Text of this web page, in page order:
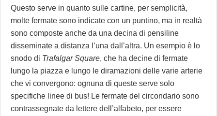
Questo serve in quanto sulle cartine, per semplicità,
molte fermate sono indicate con un puntino, ma in realtà
sono composte anche da una decina di pensiline
disseminate a distanza l’una dall’altra. Un esempio è lo
snodo di Trafalgar Square, che ha decine di fermate
lungo la piazza e lungo le diramazioni delle varie arterie
che vi convergono: ognuna di queste serve solo
specifiche linee di bus! Le fermate del circondario sono
contrassegnate da lettere dell’alfabeto, per essere